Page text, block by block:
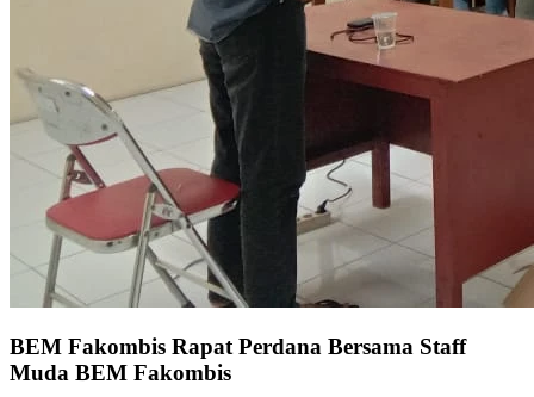
BEM Fakombis Rapat Perdana Bersama Staff
Muda BEM Fakombis